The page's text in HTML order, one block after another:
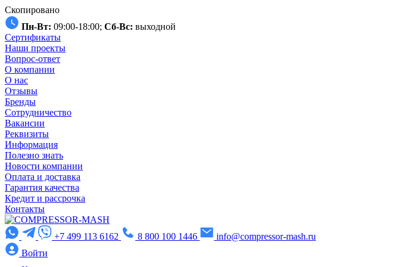
Скопировано
Пн-Вт: 09:00-18:00; Сб-Вс: выходной
Сертификаты
Наши проекты
Вопрос-ответ
О компании
О нас
Отзывы
Бренды
Сотрудничество
Вакансии
Реквизиты
Информация
Полезно знать
Новости компании
Оплата и доставка
Гарантия качества
Кредит и рассрочка
Контакты
+7 499 113 6162 8 800 100 1446
info@compressor-mash.ru
Войти